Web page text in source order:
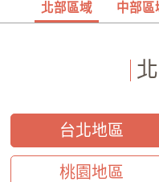
北部區域 中部區
台北地區
桃園地區